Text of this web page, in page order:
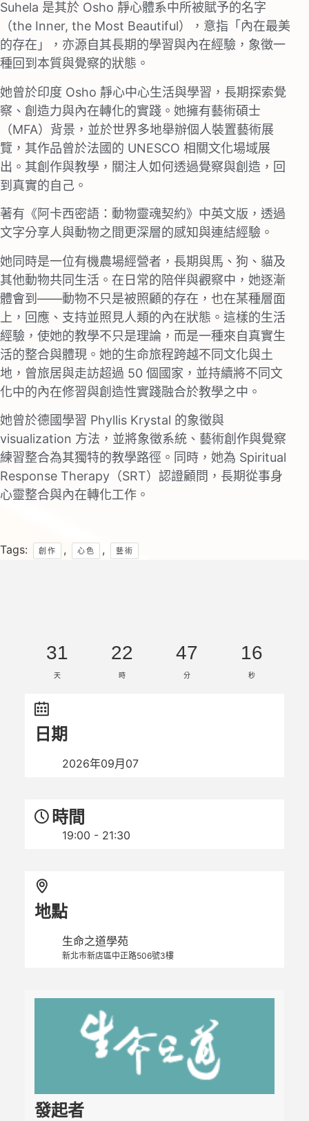
Suhela 是其於 Osho 靜⼼體系中所被賦予的名字
（the Inner, the Most Beautiful），意指「內在最美
的存在」，亦源⾃其長期的學習與內在經驗，象徵⼀
種回到本質與覺察的狀態。
她曾於印度 Osho 靜⼼中⼼⽣活與學習，長期探索覺
察、創造⼒與內在轉化的實踐。她擁有藝術碩⼠
（MFA）背景，並於世界多地舉辦個⼈裝置藝術展
覽，其作品曾於法國的 UNESCO 相關⽂化場域展
出。其創作與教學，關注⼈如何透過覺察與創造，回
到真實的⾃⼰。
著有《阿卡西密語：動物靈魂契約》中英⽂版，透過
⽂字分享⼈與動物之間更深層的感知與連結經驗。
她同時是⼀位有機農場經營者，長期與⾺、狗、貓及
其他動物共同⽣活。在⽇常的陪伴與觀察中，她逐漸
體會到——動物不只是被照顧的存在，也在某種層⾯
上，回應、⽀持並照⾒⼈類的內在狀態。這樣的⽣活
經驗，使她的教學不只是理論，⽽是⼀種來⾃真實⽣
活的整合與體現。她的⽣命旅程跨越不同⽂化與⼟
地，曾旅居與⾛訪超過 50 個國家，並持續將不同⽂
化中的內在修習與創造性實踐融合於教學之中。
她曾於德國學習 Phyllis Krystal 的象徵與
visualization ⽅法，並將象徵系統、藝術創作與覺察
練習整合為其獨特的教學路徑。同時，她為 Spiritual
Response Therapy（SRT）認證顧問，長期從事身
⼼靈整合與內在轉化⼯作。
Tags: 創作 , 心色 , 藝術
31
天
22
時
47
分
15
秒
日期
2026年09月07
時間
19:00 - 21:30
地點
生命之道學苑
新北巿新店區中正路506號3樓
發起者